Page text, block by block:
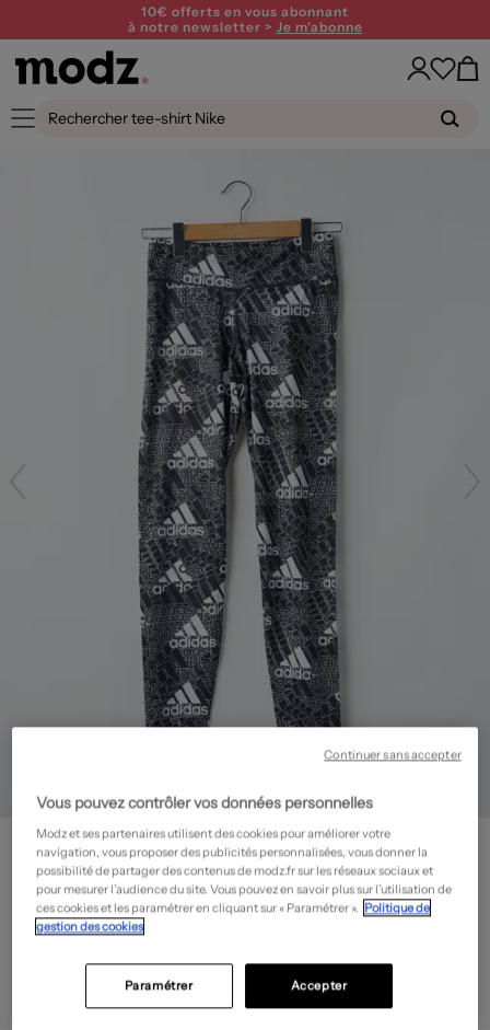
10€ offerts en vous abonnant
à notre newsletter > Je m'abonne
ADIDAS
Legging- Outlet
11,20€
Prix boutique : 28,00€
Vous pouvez contrôler vos données personnelles
Modz et ses partenaires utilisent des cookies pour améliorer votre
navigation, vous proposer des publicités personnalisées, vous donner la
possibilité de partager des contenus de modz.fr sur les réseaux sociaux et
pour mesurer l’audience du site. Vous pouvez en savoir plus sur l’utilisation de
ces cookies et les paramétrer en cliquant sur « Paramétrer ». Politique de
gestion des cookies
Accepter
Paramétrer
Continuer sans accepter